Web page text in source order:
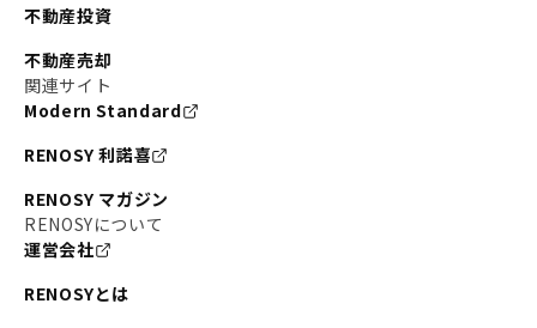
不動産投資
不動産売却
関連サイト
Modern Standard
RENOSY 利諾喜
RENOSY マガジン
RENOSYについて
運営会社
RENOSYとは